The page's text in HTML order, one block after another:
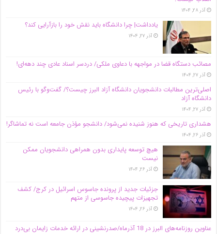
آذر ۲۸, ۱۴۰۴
یادداشت| چرا دانشگاه باید نقش خود را بازآرایی کند؟
آذر ۲۷, ۱۴۰۴
مصائب دستگاه قضا در مواجهه با دعاوی ملکی/ دردسر اسناد عادی چند‌ دهه‌ای!
آذر ۲۷, ۱۴۰۴
اصلی‌ترین مطالبات دانشجویان دانشگاه آزاد البرز چیست؟/ گفت‌وگو با رئیس
دانشگاه آز‌اد
آذر ۲۷, ۱۴۰۴
هشداری تاریخی که هنوز شنیده نمی‌شود/ دانشجو مؤذن جامعه است نه تماشاگر!
آذر ۲۶, ۱۴۰۴
هیچ توسعه پایداری بدون همراهی دانشجویان ممکن
نیست
آذر ۲۶, ۱۴۰۴
جزئیات جدید از پرونده جاسوس اسرائیل در کرج/‌ کشف
تجهیزات پیچیده جاسوسی از متهم
آذر ۲۶, ۱۴۰۴
عناوین روزنامه‌های البرز در ‌18 آذرماه/صدرنشینی در ارائه خدمات زایمان بی‌درد